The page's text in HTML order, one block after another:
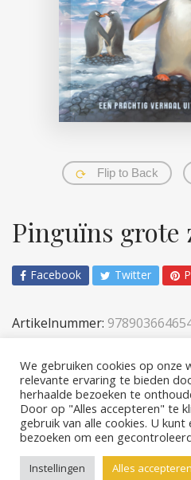
Flip to Back
Pinguïns grote
Facebook Twitter
Artikelnummer:
Copyright © 2026
We gebruiken cookies op onze
relevante ervaring te bieden
herhaalde bezoeken te
Door op "Alles accepteren" te
gebruik van alle cookies. U
bezoeken om een
Instellingen Alles accepteren